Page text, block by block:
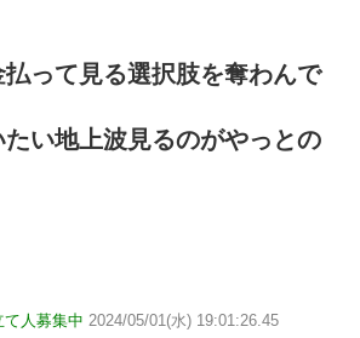
って見る選択肢を奪わんで
い地上波見るのがやっとの
人募集中 2024/05/01(水) 19:01:26.45